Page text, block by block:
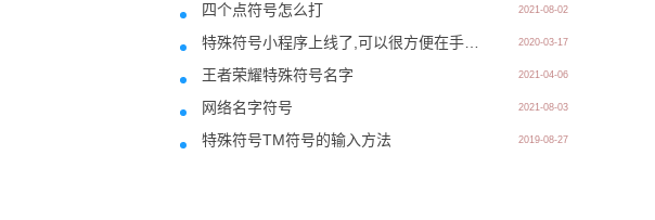
四个点符号怎么打 2021-08-02
2020-03-17
王者荣耀特殊符号名字 2021-04-06
网络名字符号 2021-08-03
特殊符号TM符号的输入方法 2019-08-27